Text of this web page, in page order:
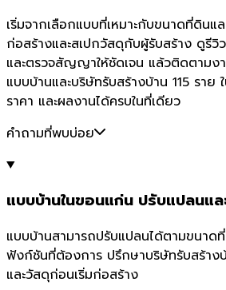
เริ่มจากเลือกแบบที่เหมาะกับขนาดที่ดินแล
ก่อสร้างและสเปกวัสดุกับผู้รับสร้าง ดูรีวิ
และตรวจสัญญาให้ชัดเจน แล้วติดตามง
แบบบ้านและบริษัทรับสร้างบ้าน 115 ราย
ราคา และผลงานได้ครบในที่เดียว
คำถามที่พบบ่อย
แบบบ้านในขอนแก่น ปรับแปลนแล
แบบบ้านสามารถปรับแปลนได้ตามขนาด
ฟังก์ชันที่ต้องการ ปรึกษาบริษัทรับสร้าง
และวัสดุก่อนเริ่มก่อสร้าง